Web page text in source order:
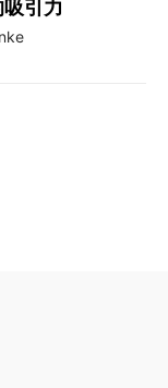
引力